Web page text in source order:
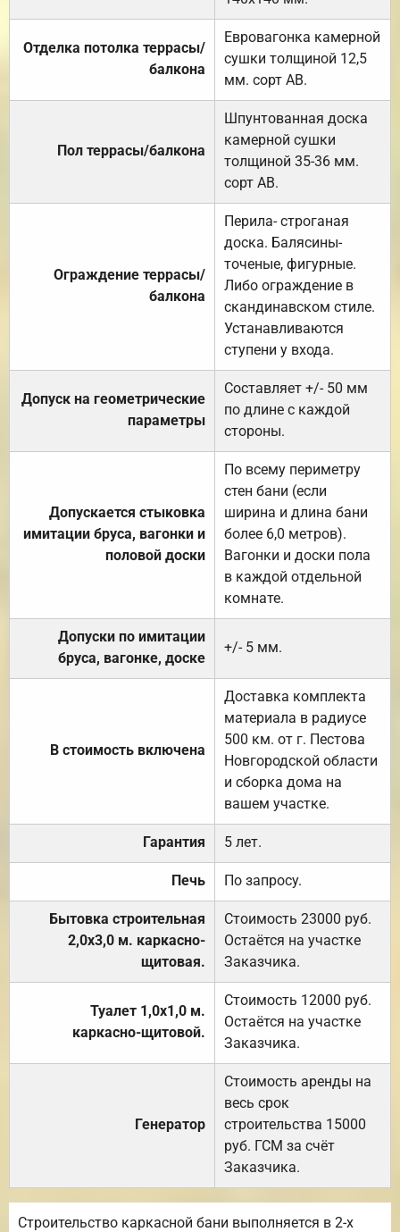
Отделка потолка террасы/
балкона
Евровагонка камерной
сушки толщиной 12,5
мм. сорт АВ.
Пол террасы/балкона
Шпунтованная доска
камерной сушки
толщиной 35-36 мм.
сорт АВ.
Ограждение террасы/
балкона
Перила- строганая
доска. Балясины-
точеные, фигурные.
Либо ограждение в
скандинавском стиле.
Устанавливаются
ступени у входа.
Допуск на геометрические
параметры
Составляет +/- 50 мм
по длине с каждой
стороны.
Допускается стыковка
имитации бруса, вагонки и
половой доски
По всему периметру
стен бани (если
ширина и длина бани
более 6,0 метров).
Вагонки и доски пола
в каждой отдельной
комнате.
Допуски по имитации
бруса, вагонке, доске
+/- 5 мм.
В стоимость включена
Доставка комплекта
материала в радиусе
500 км. от г. Пестова
Новгородской области
и сборка дома на
вашем участке.
Гарантия 5 лет.
Печь По запросу.
Бытовка строительная
2,0х3,0 м. каркасно-
щитовая.
Стоимость 23000 руб.
Остаётся на участке
Заказчика.
Туалет 1,0х1,0 м.
каркасно-щитовой.
Стоимость 12000 руб.
Остаётся на участке
Заказчика.
Генератор
Стоимость аренды на
весь срок
строительства 15000
руб. ГСМ за счёт
Заказчика.
Строительство каркасной бани выполняется в 2-х